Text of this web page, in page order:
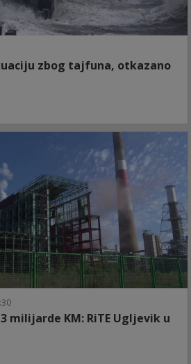
zbog tajfuna, otkazano
milijarde KM: RiTE Ugljevik u